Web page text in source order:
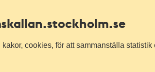
.stockholm.se
cookies, för att sammanställa